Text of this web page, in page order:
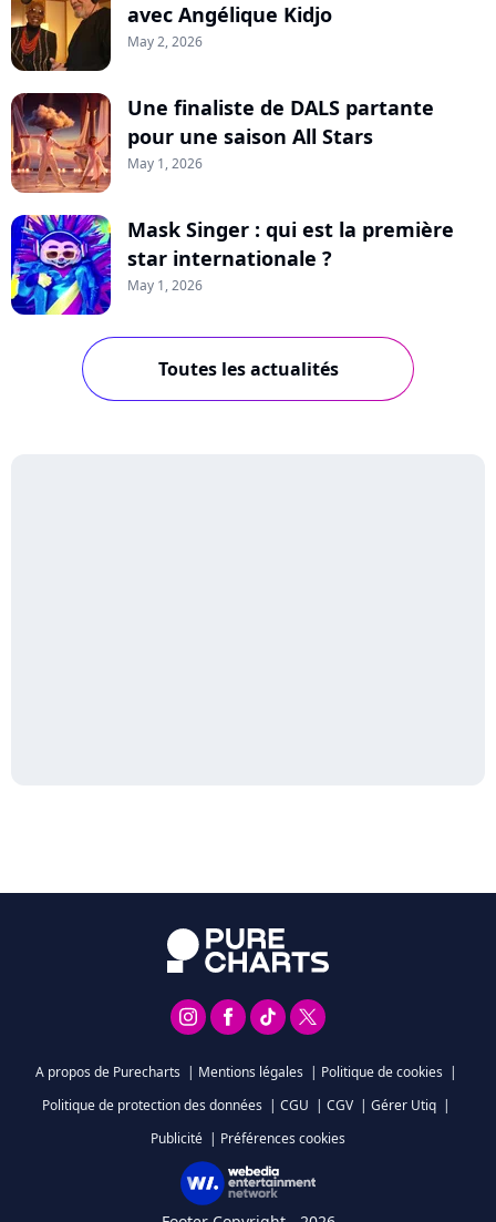
avec Angélique Kidjo
May 2, 2026
Une finaliste de DALS partante
pour une saison All Stars
May 1, 2026
Mask Singer : qui est la première
star internationale ?
May 1, 2026
Toutes les actualités
A propos de Purecharts | Mentions légales | Politique de cookies |
Politique de protection des données | CGU | CGV | Gérer Utiq |
Publicité | Préférences cookies